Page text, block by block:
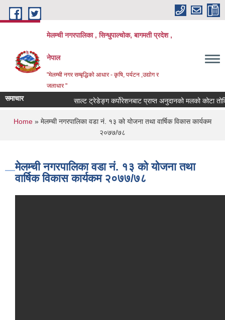
Skip to main content
मेलम्ची नगरपालिका , सिन्धुपाल्चोक, बागमती प्रदेश ,
नेपाल
"मेलम्ची नगर सम्बृद्धिको आधार - कृषि, पर्यटन ,उद्योग र
जलाधार "
समाचार साल्ट ट्रेडेङ्ग कर्पोरेशनबाट प्राप्त अनुदानको मलको कोटा
You are here
Home » मेलम्ची नगरपालिका वडा नं. १३ को योजना तथा वार्षिक विकास कार्यकम
२०७७/७८
मेलम्ची नगरपालिका वडा नं. १३ को योजना तथा
वार्षिक विकास कार्यकम २०७७/७८